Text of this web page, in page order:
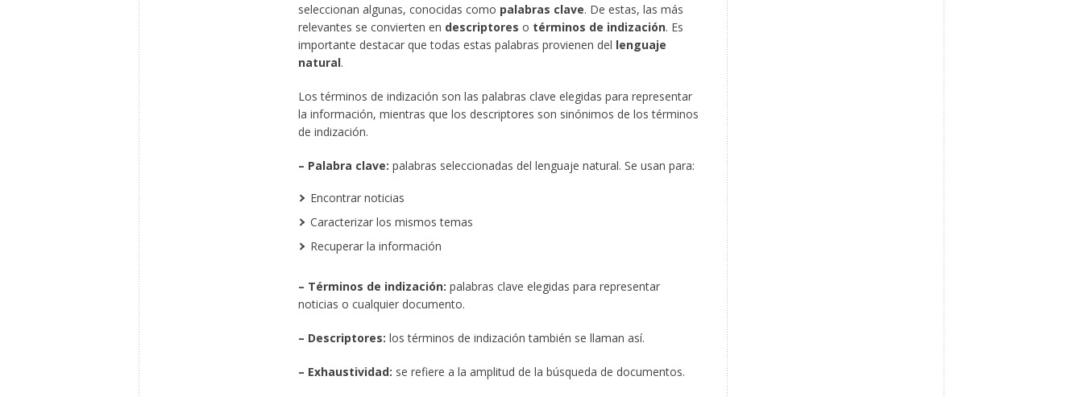
seleccionan algunas, conocidas como palabras clave. De estas, las más
relevantes se convierten en descriptores o términos de indización. Es
importante destacar que todas estas palabras provienen del lenguaje
natural.
Los términos de indización son las palabras clave elegidas para representar
la información, mientras que los descriptores son sinónimos de los términos
de indización.
– Palabra clave: palabras seleccionadas del lenguaje natural. Se usan para:
Encontrar noticias
Caracterizar los mismos temas
Recuperar la información
– Términos de indización: palabras clave elegidas para representar
noticias o cualquier documento.
– Descriptores: los términos de indización también se llaman así.
– Exhaustividad: se refiere a la amplitud de la búsqueda de documentos.